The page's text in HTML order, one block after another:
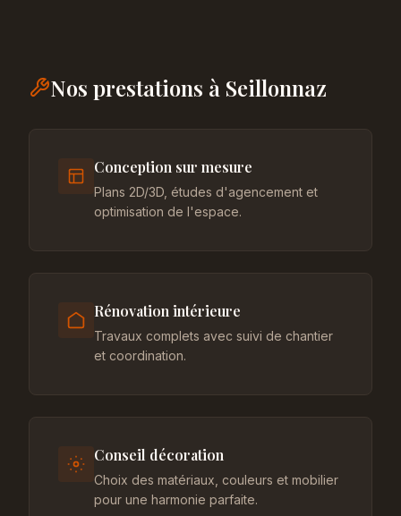
Nos prestations à Seillonnaz
Conception sur mesure
Plans 2D/3D, études d'agencement et
optimisation de l'espace.
Rénovation intérieure
Travaux complets avec suivi de chantier
et coordination.
Conseil décoration
Choix des matériaux, couleurs et mobilier
pour une harmonie parfaite.